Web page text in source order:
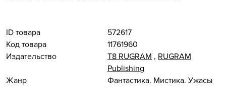
ID товара
572617
Код товара
11761960
Издательство
Т8 RUGRAM , RUGRAM
Publishing
Жанр
Фантастика. Мистика. Ужасы